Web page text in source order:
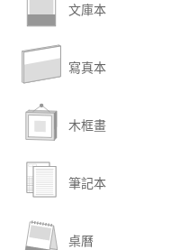
文庫本
寫真本
木框畫
筆記本
桌曆